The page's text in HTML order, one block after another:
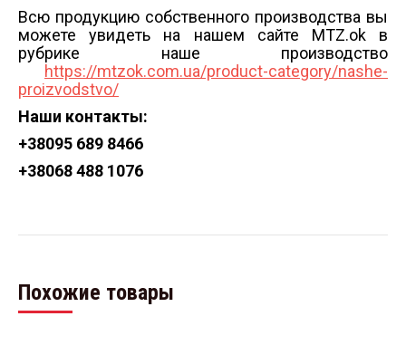
Всю продукцию собственного производства вы
можете увидеть на нашем сайте MTZ.ok в
рубрике наше производство
https://mtzok.com.ua/product-category/nashe-
proizvodstvo/
Наши контакты:
+38095 689 8466
+38068 488 1076
Похожие товары